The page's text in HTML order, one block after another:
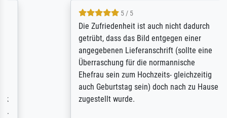
5 / 5
Die Zufriedenheit ist auch nicht dadurch
getrübt, dass das Bild entgegen einer
angegebenen Lieferanschrift (sollte eine
Überraschung für die normannische
Ehefrau sein zum Hochzeits- gleichzeitig
auch Geburtstag sein) doch nach zu Hause
zugestellt wurde.